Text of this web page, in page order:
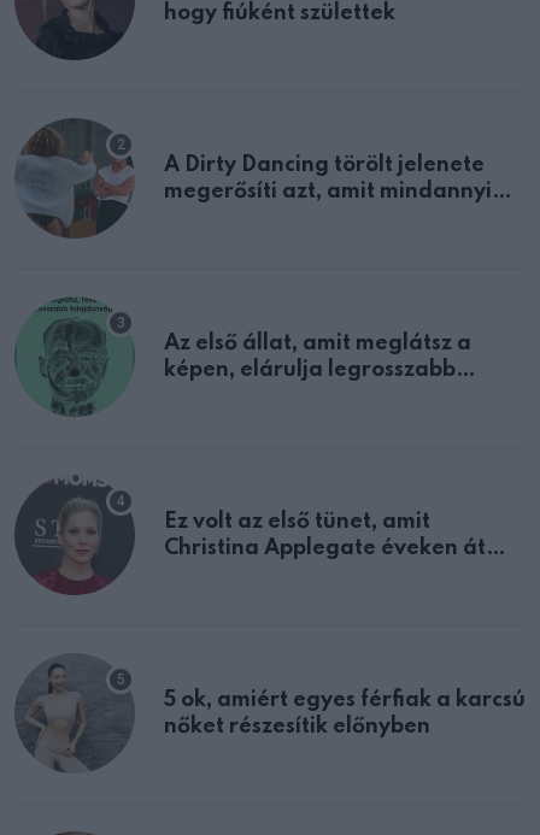
hogy fiúként születtek
A Dirty Dancing törölt jelenete
megerősíti azt, amit mindannyian
Az első állat, amit meglátsz a
képen, elárulja legrosszabb
Ez volt az első tünet, amit
Christina Applegate éveken át
5 ok, amiért egyes férfiak a karcsú
nőket részesítik előnyben